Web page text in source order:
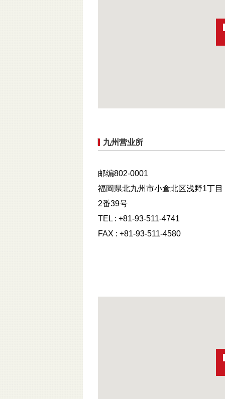
九州营业所
邮编802-0001
福岡県北九州市小倉北区浅野1丁目
2番39号
TEL : +81-93-511-4741
FAX : +81-93-511-4580